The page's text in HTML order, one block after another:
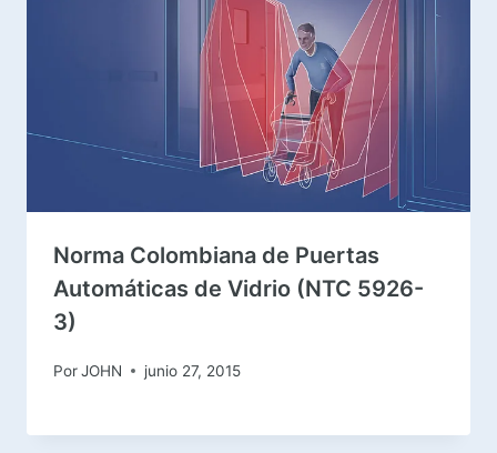
Norma Colombiana de Puertas
Automáticas de Vidrio (NTC 5926-
3)
PorJOHN junio 27, 2015